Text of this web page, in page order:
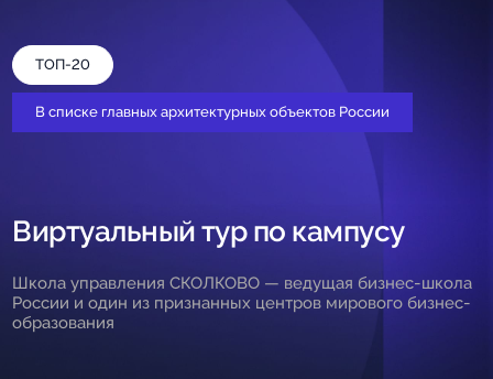
ТОП-20
В списке главных архитектурных объектов России
Виртуальный тур по кампусу
Школа управления СКОЛКОВО — ведущая бизнес-школа
России и один из признанных центров мирового бизнес-
образования